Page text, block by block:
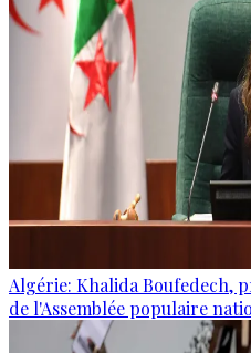
Algérie: Khalida Boufedech,
de l'Assemblée populaire